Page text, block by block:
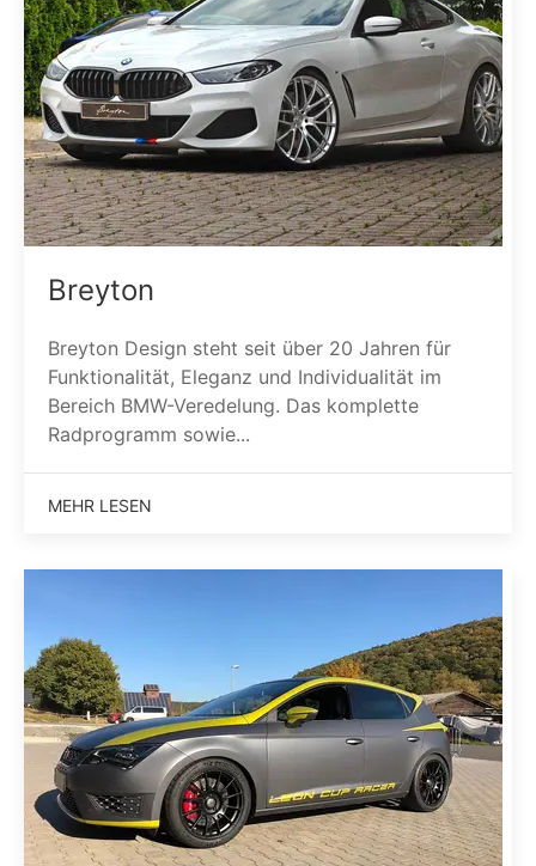
Breyton
Breyton Design steht seit über 20 Jahren für
Funktionalität, Eleganz und Individualität im
Bereich BMW-Veredelung. Das komplette
Radprogramm sowie...
MEHR LESEN